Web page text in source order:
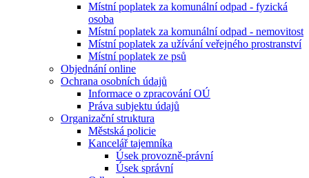
Místní poplatek za komunální odpad - fyzická
osoba
Místní poplatek za komunální odpad - nemovitost
Místní poplatek za užívání veřejného prostranství
Místní poplatek ze psů
Objednání online
Ochrana osobních údajů
Informace o zpracování OÚ
Práva subjektu údajů
Organizační struktura
Městská policie
Kancelář tajemníka
Úsek provozně-právní
Úsek správní